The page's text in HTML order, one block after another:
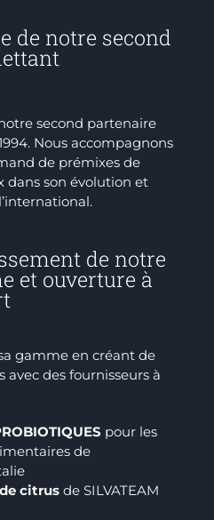
de notre second
second partenaire
Nous accompagnons
de prémixes de
dans son évolution et
de notre
et ouverture à
gamme en créant de
des fournisseurs à
pour les
de
de citrusde SILVATEAM